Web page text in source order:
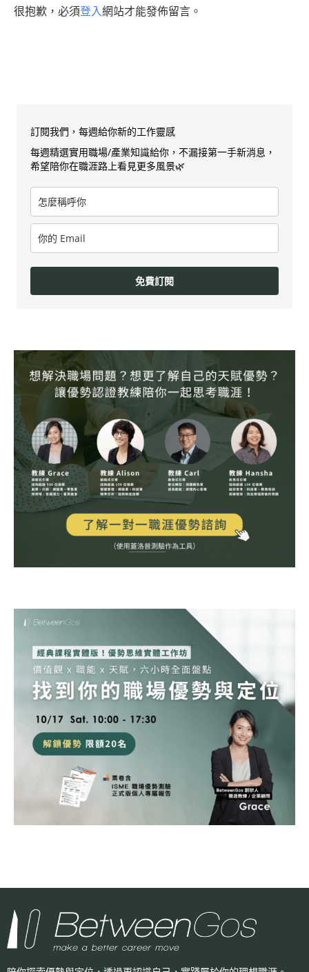
很抱歉，必須登入網站才能發佈留言。
訂閱我們，每週給你新的工作靈感
每週精選實用職場/產業知識給你，不漏接第一手新消息，
希望陪你在職涯路上看見更多風景🌿
免費訂閱